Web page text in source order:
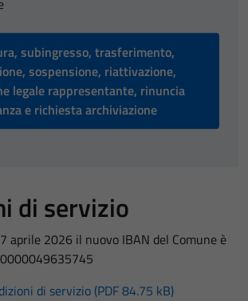
subingresso, trasferimento,
sospensione, riattivazione,
legale rappresentante, rinuncia
e richiesta archiviazione
di servizio
aprile 2026 il nuovo IBAN del Comune è
di servizio (PDF 84.75 kB)